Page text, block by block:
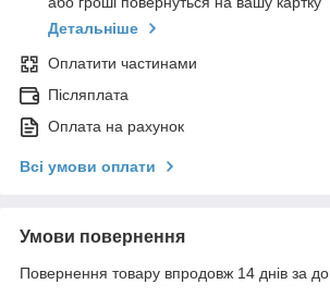
Детальніше
Оплатити частинами
Післяплата
Оплата на рахунок
Всі умови оплати
Умови повернення
Повернення товару впродовж 14 днів за